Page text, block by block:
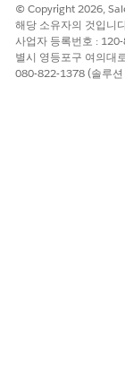
© Copyright 2026,
해당 소유자의 것입니
사업자 등록번호 :
별시 영등포구 여의대
080-822-1378 (솔루